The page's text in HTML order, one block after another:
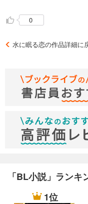
0
水に眠る恋の作品詳細に
「BL小説」ランキ
1位